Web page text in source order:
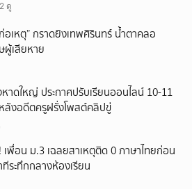
ดู
เหตุ” กราดยิงเทพศิรินทร์ น้ำตาคลอ
ผู้เสียหาย
าดใหญ่ ประกาศปรับเรียนออนไลน์ 10-11
ลังอดีตครูฝรั่งโพสต์คลิปขู่
เพื่อน ม.3 เฉลยสาเหตุติด 0 ภาษาไทยก่อน
ทีระทึกกลางห้องเรียน